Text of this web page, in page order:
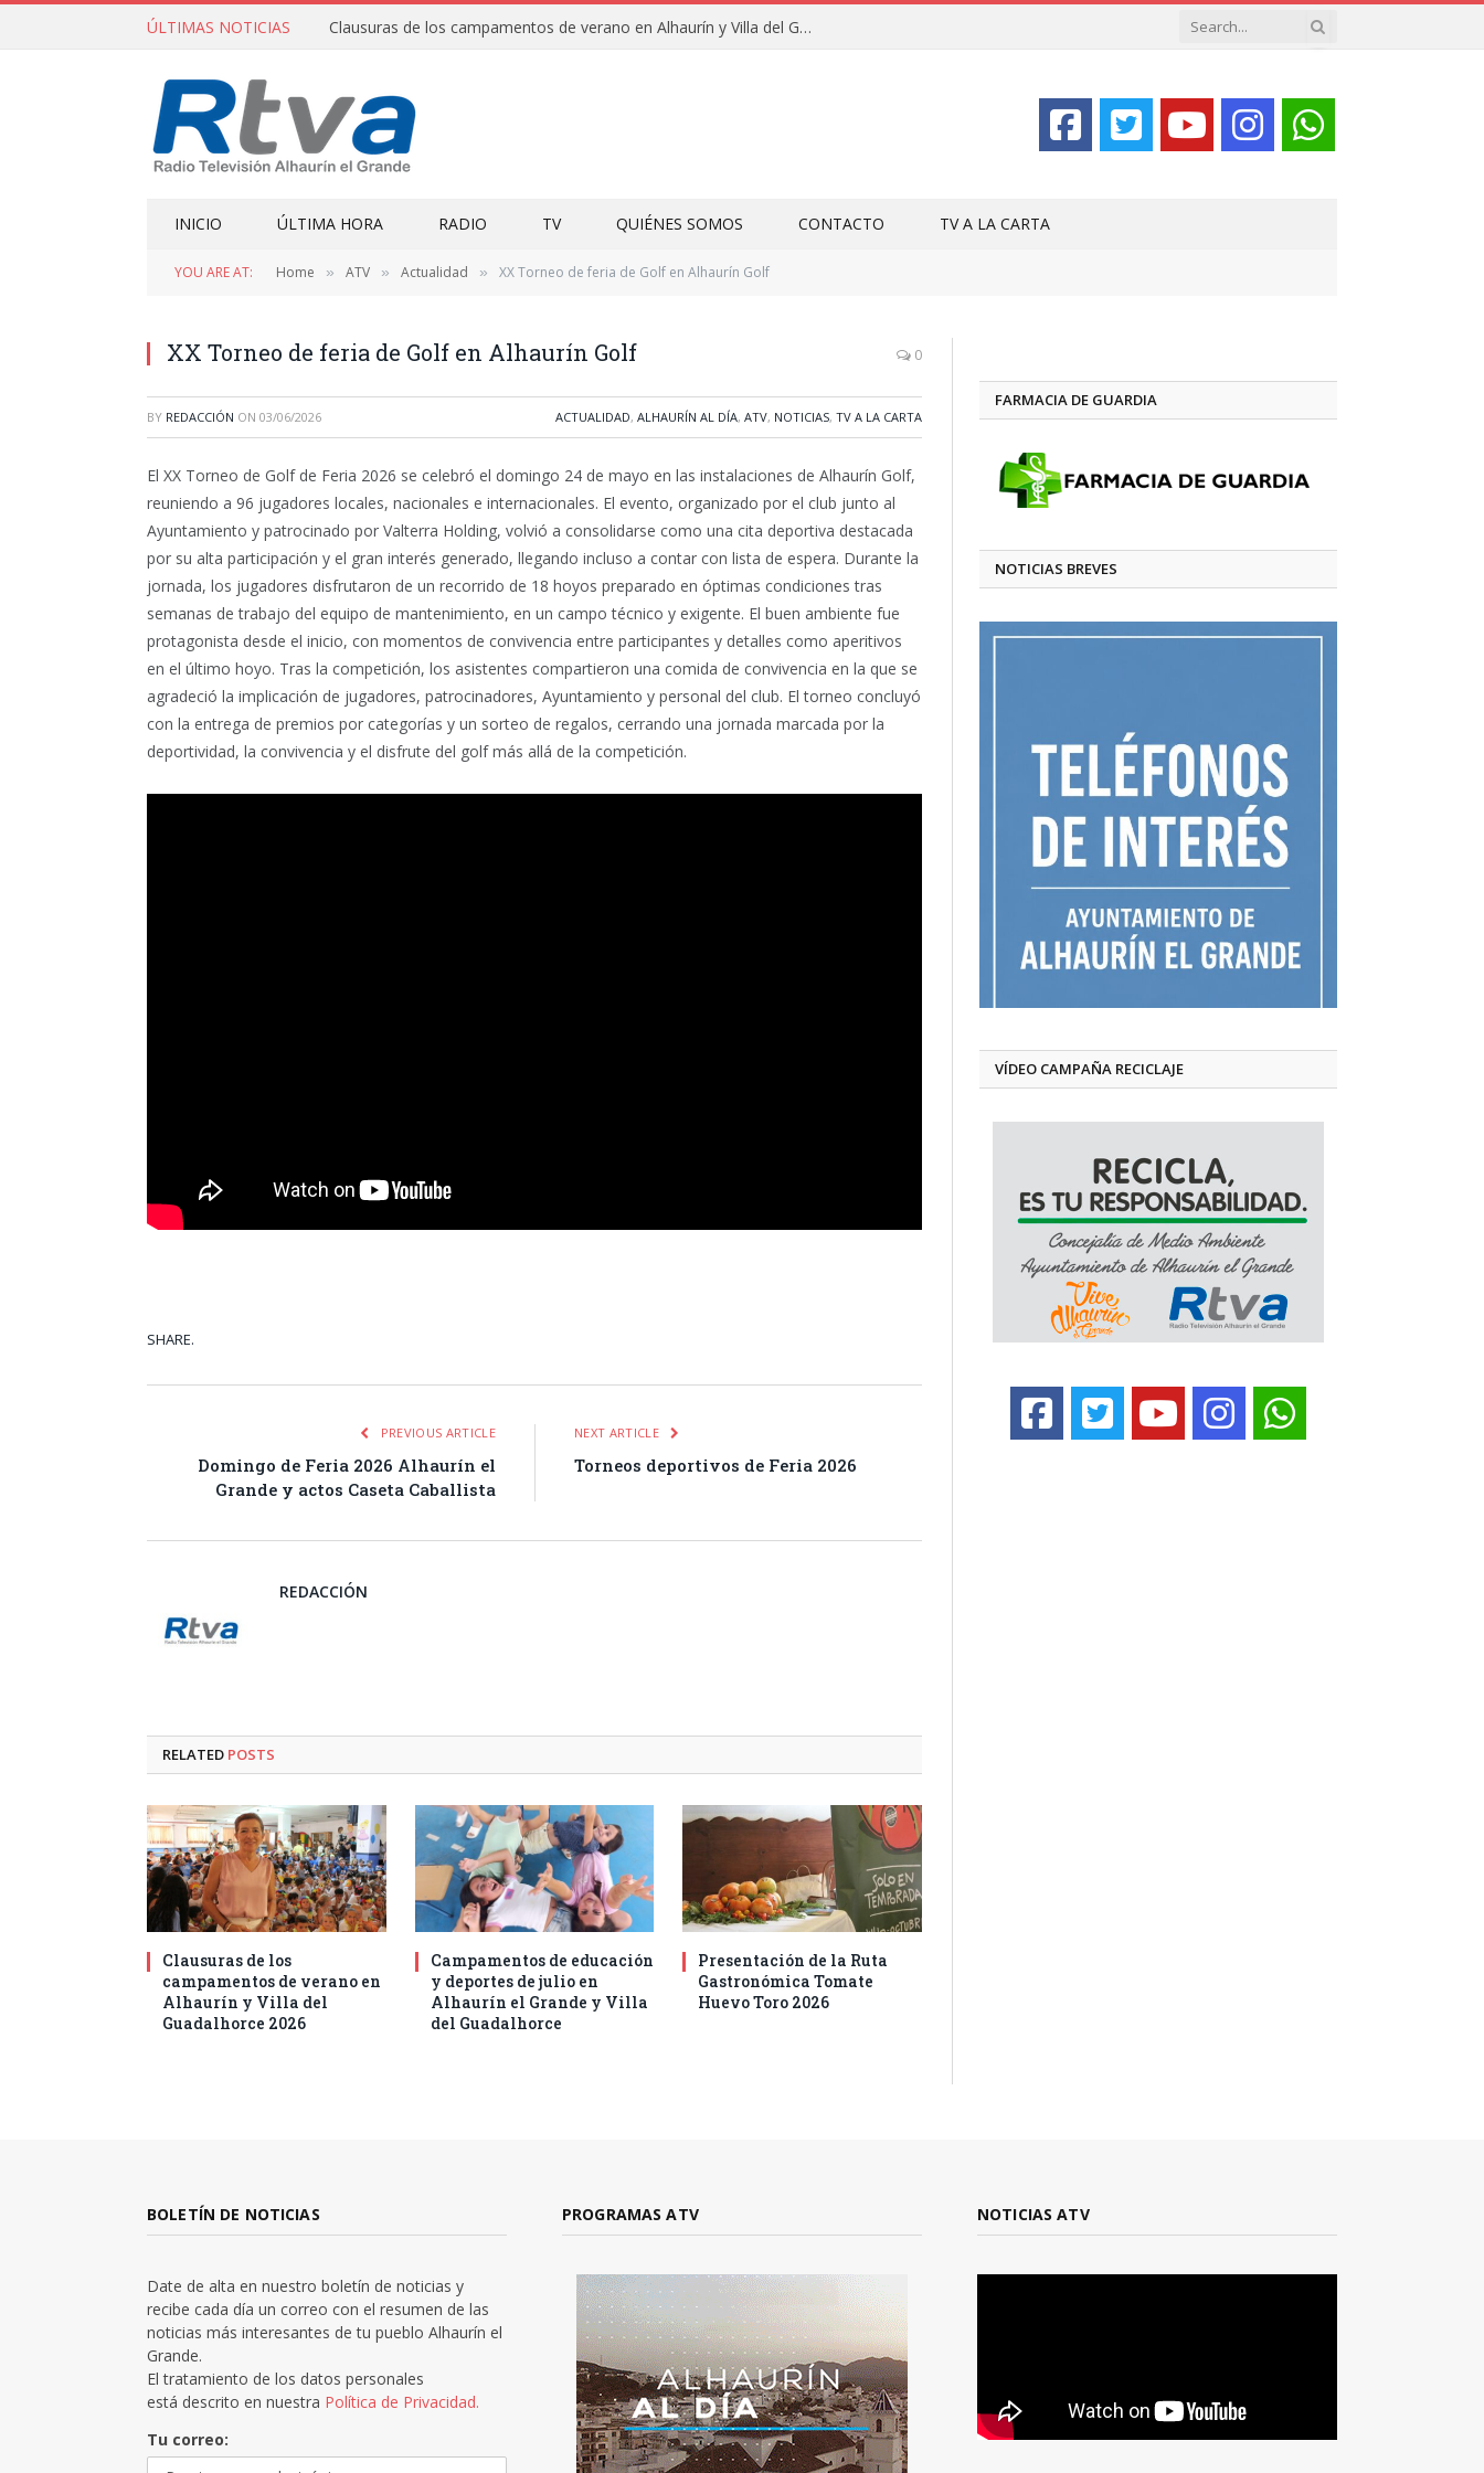
ÚLTIMAS NOTICIAS Clausuras de los campamentos de verano en Alhaurín y Villa del Guadalhorce 2026
INICIO ÚLTIMA HORA RADIO TV QUIÉNES SOMOS CONTACTO TV A LA CARTA
YOU ARE AT: Home » ATV » Actualidad » XX Torneo de feria de Golf en Alhaurín Golf
XX Torneo de feria de Golf en Alhaurín Golf 0
BY REDACCIÓN ON 03/06/2026 ACTUALIDAD, ALHAURÍN AL DÍA, ATV, NOTICIAS, TV A LA CARTA
El XX Torneo de Golf de Feria 2026 se celebró el domingo 24 de mayo en las instalaciones de Alhaurín Golf,
reuniendo a 96 jugadores locales, nacionales e internacionales. El evento, organizado por el club junto al
Ayuntamiento y patrocinado por Valterra Holding, volvió a consolidarse como una cita deportiva destacada
por su alta participación y el gran interés generado, llegando incluso a contar con lista de espera. Durante la
jornada, los jugadores disfrutaron de un recorrido de 18 hoyos preparado en óptimas condiciones tras
semanas de trabajo del equipo de mantenimiento, en un campo técnico y exigente. El buen ambiente fue
protagonista desde el inicio, con momentos de convivencia entre participantes y detalles como aperitivos
en el último hoyo. Tras la competición, los asistentes compartieron una comida de convivencia en la que se
agradeció la implicación de jugadores, patrocinadores, Ayuntamiento y personal del club. El torneo concluyó
con la entrega de premios por categorías y un sorteo de regalos, cerrando una jornada marcada por la
deportividad, la convivencia y el disfrute del golf más allá de la competición.
SHARE.
PREVIOUS ARTICLE
Domingo de Feria 2026 Alhaurín el
Grande y actos Caseta Caballista
NEXT ARTICLE
Torneos deportivos de Feria 2026
REDACCIÓN
RELATED POSTS
Clausuras de los
campamentos de verano en
Alhaurín y Villa del
Guadalhorce 2026
Campamentos de educación
y deportes de julio en
Alhaurín el Grande y Villa
del Guadalhorce
Presentación de la Ruta
Gastronómica Tomate
Huevo Toro 2026
FARMACIA DE GUARDIA
NOTICIAS BREVES
VÍDEO CAMPAÑA RECICLAJE
BOLETÍN DE NOTICIAS
Date de alta en nuestro boletín de noticias y
recibe cada día un correo con el resumen de las
noticias más interesantes de tu pueblo Alhaurín el
Grande.
El tratamiento de los datos personales
está descrito en nuestra Política de Privacidad.
Tu correo:
PROGRAMAS ATV NOTICIAS ATV